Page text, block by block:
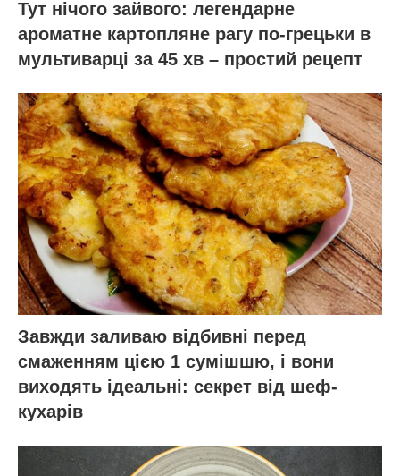
Тут нічого зайвого: легендарне
ароматне картопляне рагу по-грецьки в
мультиварці за 45 хв – простий рецепт
Завжди заливаю відбивні перед
смаженням цією 1 сумішшю, і вони
виходять ідеальні: секрет від шеф-
кухарів